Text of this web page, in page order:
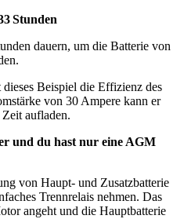
Stunden
dauern, um die Batterie von
Beispiel die Effizienz des
von 30 Ampere kann er
aufladen.
und du hast nur eine AGM
von Haupt- und Zusatzbatterie
Trennrelais nehmen. Das
angeht und die Hauptbatterie